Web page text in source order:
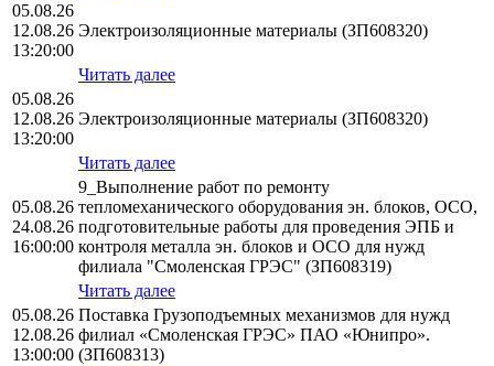
05.08.26
12.08.26
13:20:00
Электроизоляционные материалы (ЗП608320)
Читать далее
05.08.26
12.08.26
13:20:00
Электроизоляционные материалы (ЗП608320)
Читать далее
05.08.26
24.08.26
16:00:00
9_Выполнение работ по ремонту
тепломеханического оборудования эн. блоков, ОСО,
подготовительные работы для проведения ЭПБ и
контроля металла эн. блоков и ОСО для нужд
филиала "Смоленская ГРЭС" (ЗП608319)
Читать далее
05.08.26
12.08.26
13:00:00
Поставка Грузоподъемных механизмов для нужд
филиал «Смоленская ГРЭС» ПАО «Юнипро».
(ЗП608313)